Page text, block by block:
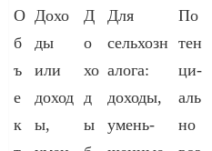
О
б
ъ
е
к
Дохо
ды
или
доход
ы,
Д
о
хо
д
ы
Для
сельхозн
алога:
доходы,
умень­
По
тен
ци­
аль
но